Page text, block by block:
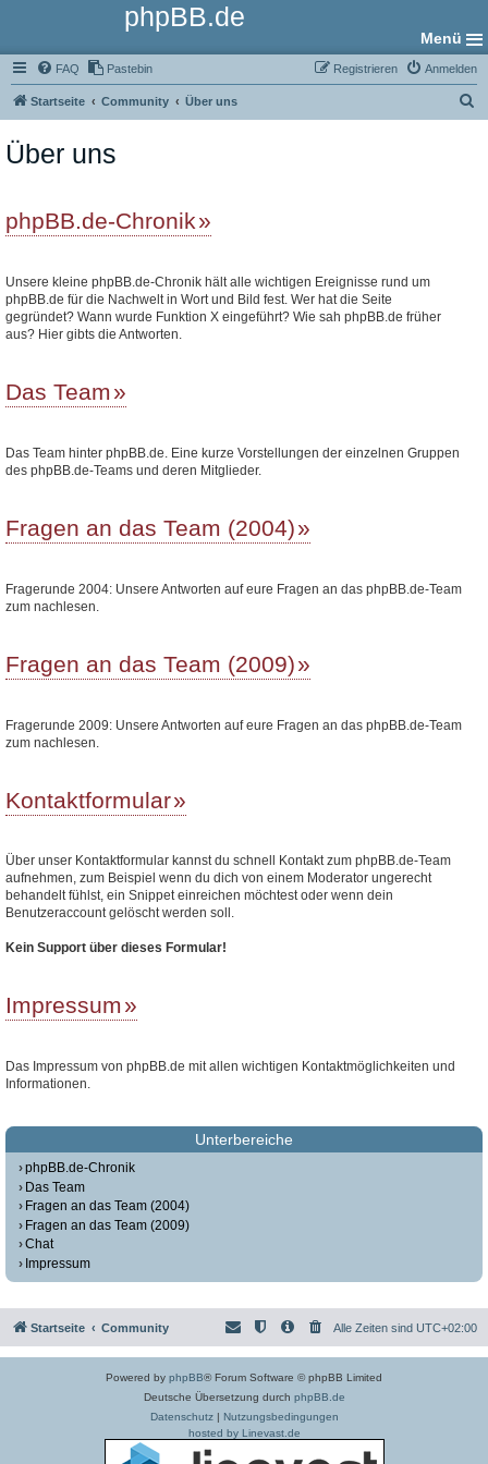
phpBB.de
Menü
FAQ Pastebin Anmelden
Registrieren
Startseite Community Über uns
Über uns
phpBB.de-Chronik
Unsere kleine phpBB.de-Chronik hält alle wichtigen Ereignisse rund um
phpBB.de für die Nachwelt in Wort und Bild fest. Wer hat die Seite
gegründet? Wann wurde Funktion X eingeführt? Wie sah phpBB.de früher
aus? Hier gibts die Antworten.
Das Team
Das Team hinter phpBB.de. Eine kurze Vorstellungen der einzelnen Gruppen
des phpBB.de-Teams und deren Mitglieder.
Fragen an das Team (2004)
Fragerunde 2004: Unsere Antworten auf eure Fragen an das phpBB.de-Team
zum nachlesen.
Fragen an das Team (2009)
Fragerunde 2009: Unsere Antworten auf eure Fragen an das phpBB.de-Team
zum nachlesen.
Kontaktformular
Über unser Kontaktformular kannst du schnell Kontakt zum phpBB.de-Team
aufnehmen, zum Beispiel wenn du dich von einem Moderator ungerecht
behandelt fühlst, ein Snippet einreichen möchtest oder wenn dein
Benutzeraccount gelöscht werden soll.
Kein Support über dieses Formular!
Impressum
Das Impressum von phpBB.de mit allen wichtigen Kontaktmöglichkeiten und
Informationen.
Unterbereiche
phpBB.de-Chronik
Das Team
Fragen an das Team (2004)
Fragen an das Team (2009)
Chat
Impressum
Startseite Community Alle Zeiten sind UTC+02:00
Powered by phpBB® Forum Software © phpBB Limited
Deutsche Übersetzung durch phpBB.de
Datenschutz| Nutzungsbedingungen
hosted by Linevast.de